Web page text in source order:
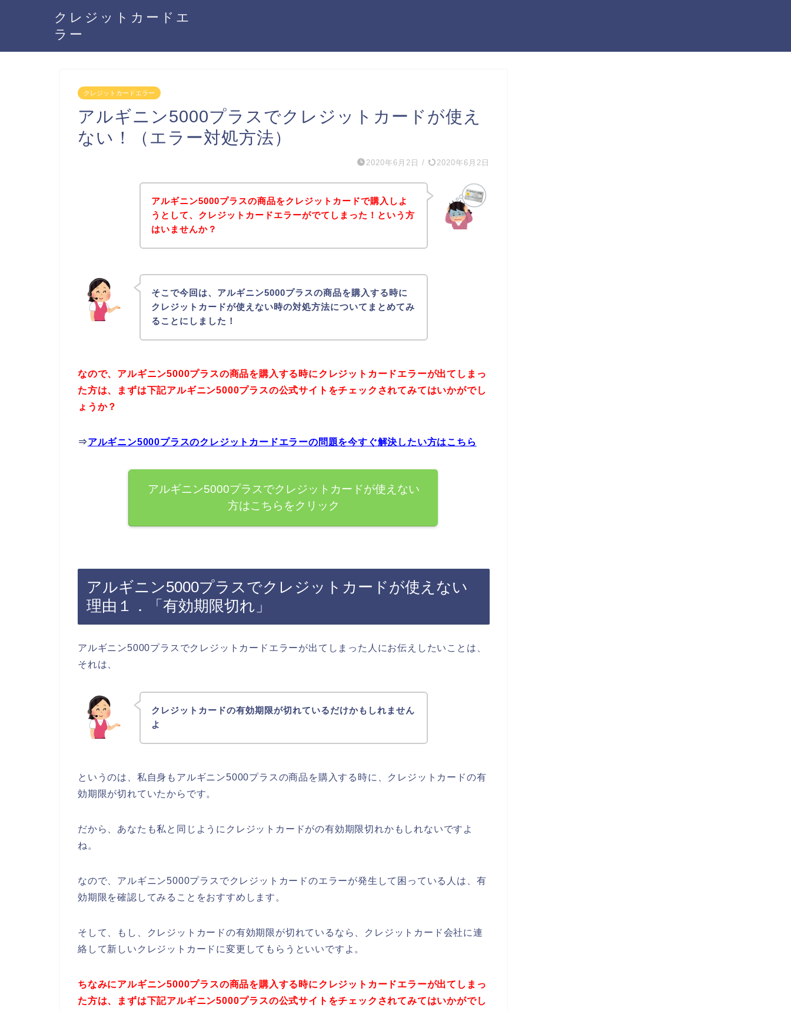
クレジットカードエ
ラー
クレジットカードエラー
アルギニン5000プラスでクレジットカードが使え
ない！（エラー対処方法）
2020年6月2日 / 2020年6月2日
アルギニン5000プラスの商品をクレジットカードで購入しよ
うとして、クレジットカードエラーがでてしまった！という方
はいませんか？
そこで今回は、アルギニン5000プラスの商品を購入する時に
クレジットカードが使えない時の対処方法についてまとめてみ
ることにしました！
なので、アルギニン5000プラスの商品を購入する時にクレジットカードエラーが出てしまっ
た方は、まずは下記アルギニン5000プラスの公式サイトをチェックされてみてはいかがでし
ょうか？
⇒アルギニン5000プラスのクレジットカードエラーの問題を今すぐ解決したい方はこちら
アルギニン5000プラスでクレジットカードが使えない
方はこちらをクリック
アルギニン5000プラスでクレジットカードが使えない
理由１．「有効期限切れ」
アルギニン5000プラスでクレジットカードエラーが出てしまった人にお伝えしたいことは、
それは、
クレジットカードの有効期限が切れているだけかもしれません
よ
というのは、私自身もアルギニン5000プラスの商品を購入する時に、クレジットカードの有
効期限が切れていたからです。
だから、あなたも私と同じようにクレジットカードがの有効期限切れかもしれないですよ
ね。
なので、アルギニン5000プラスでクレジットカードのエラーが発生して困っている人は、有
効期限を確認してみることをおすすめします。
そして、もし、クレジットカードの有効期限が切れているなら、クレジットカード会社に連
絡して新しいクレジットカードに変更してもらうといいですよ。
ちなみにアルギニン5000プラスの商品を購入する時にクレジットカードエラーが出てしまっ
た方は、まずは下記アルギニン5000プラスの公式サイトをチェックされてみてはいかがでし